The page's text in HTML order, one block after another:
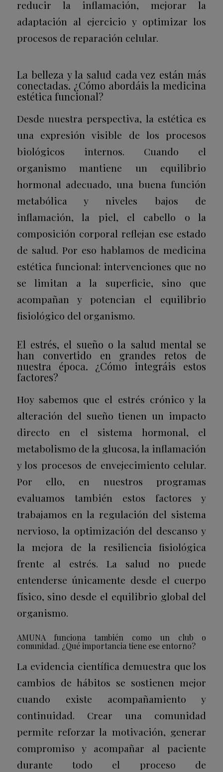
reducir la inflamación, mejorar la
adaptación al ejercicio y optimizar los
procesos de reparación celular.
La belleza y la salud cada vez están más
conectadas. ¿Cómo abordáis la medicina
estética funcional?
Desde nuestra perspectiva, la estética es
una expresión visible de los procesos
biológicos internos. Cuando el
organismo mantiene un equilibrio
hormonal adecuado, una buena función
metabólica y niveles bajos de
inflamación, la piel, el cabello o la
composición corporal reflejan ese estado
de salud. Por eso hablamos de medicina
estética funcional: intervenciones que no
se limitan a la superficie, sino que
acompañan y potencian el equilibrio
fisiológico del organismo.
El estrés, el sueño o la salud mental se
han convertido en grandes retos de
nuestra época. ¿Cómo integráis estos
factores?
Hoy sabemos que el estrés crónico y la
alteración del sueño tienen un impacto
directo en el sistema hormonal, el
metabolismo de la glucosa, la inflamación
y los procesos de envejecimiento celular.
Por ello, en nuestros programas
evaluamos también estos factores y
trabajamos en la regulación del sistema
nervioso, la optimización del descanso y
la mejora de la resiliencia fisiológica
frente al estrés. La salud no puede
entenderse únicamente desde el cuerpo
físico, sino desde el equilibrio global del
organismo.
AMUNA funciona también como un club o
comunidad. ¿Qué importancia tiene ese entorno?
La evidencia científica demuestra que los
cambios de hábitos se sostienen mejor
cuando existe acompañamiento y
continuidad. Crear una comunidad
permite reforzar la motivación, generar
compromiso y acompañar al paciente
durante todo el proceso de